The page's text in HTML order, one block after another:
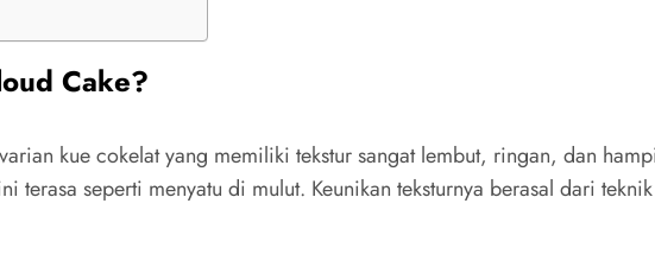
Cake?
kue cokelat yang memiliki tekstur sangat lembut, ringan, dan
terasa seperti menyatu di mulut. Keunikan teksturnya berasal dari